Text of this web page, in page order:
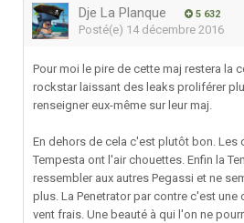
Dje La Planque 5 632
Posté(e) 14 décembre 2016
Pour moi le pire de cette maj restera la
rockstar laissant des leaks proliférer
renseigner eux-même sur leur maj.
En dehors de cela c'est plutôt bon. Les
Tempesta ont l'air chouettes. Enfin la
ressembler aux autres Pegassi et ne
plus. La Penetrator par contre c'est
vent frais. Une beauté à qui l'on ne